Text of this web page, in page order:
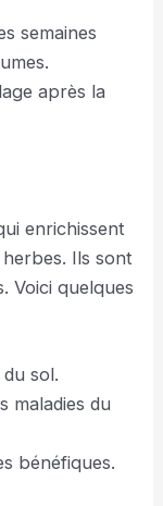
semaines
après la
enrichissent
Ils sont
Voici quelques
sol.
maladies du
bénéfiques.